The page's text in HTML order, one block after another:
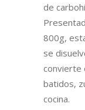
de
800g,
se
convierte
batidos,
cocina.